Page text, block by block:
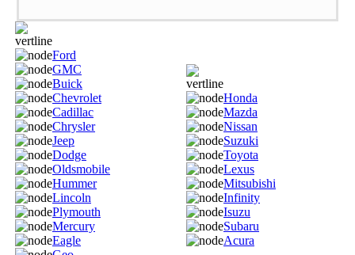
Ford
GMC
Buick
Chevrolet
Cadillac
Chrysler
Jeep
Dodge
Oldsmobile
Hummer
Lincoln
Plymouth
Mercury
Eagle
Honda
Mazda
Nissan
Suzuki
Toyota
Lexus
Mitsubishi
Infinity
Isuzu
Subaru
Acura